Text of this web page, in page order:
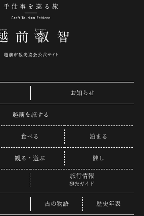
お知らせ
越前を旅する
食べる 泊まる
観る・遊ぶ 催し
旅行情報
観光ガイド
古の物語 歴史年表